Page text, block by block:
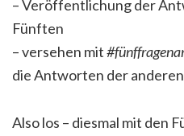
– Veröffentlichung der
Fünften
– versehen mit
die Antworten der
Also los – diesmal mit den